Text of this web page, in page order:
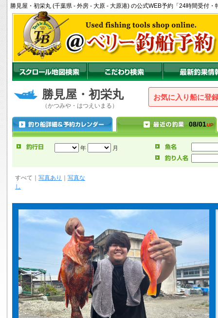
勝見屋・初栄丸 (千葉県 - 外房 - 大原 - 大原港) の公式WEB予約「24時間受付
勝見屋・初栄丸
（かつみや・はつえいまる）
お気に入り船に登
08/01UP
年 月
すべて 写真あり
写真な
し